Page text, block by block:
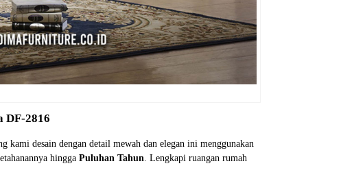
DF-2816
kami desain dengan detail mewah dan elegan ini menggunakan
hingga Puluhan Tahun. Lengkapi ruangan rumah